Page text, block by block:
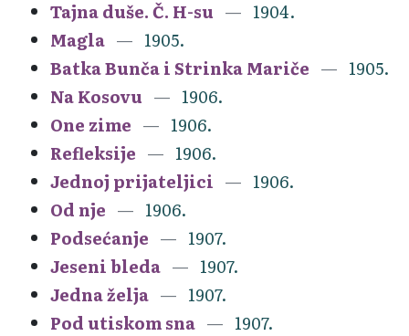
Tajna duše. Č. H-su
1904.
Magla
1905.
Batka Bunča i Strinka Mariče
1905.
Na Kosovu
1906.
One zime
1906.
Refleksije
1906.
Jednoj prijateljici
1906.
Od nje
1906.
Podsećanje
1907.
Jeseni bleda
1907.
Jedna želja
1907.
Pod utiskom sna
1907.